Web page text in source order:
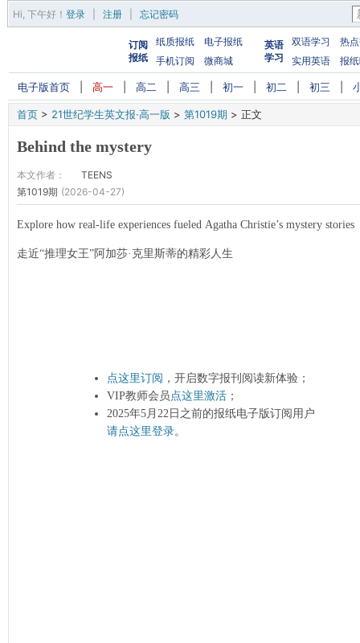
Hi, 下午好 ！ 登录 注册 忘记密码
订阅
报纸
纸质报纸
电子报纸
手机订阅
微商城
英语
学习
双语学习
热
实用英语
报
电子版首页 高一 高二 高三 初一 初二 初三
首页 > 21世纪学生英文报·高一版 > 第1019期 > 正文
Behind the mystery
本文作者：
TEENS
第1019期 (2026-04-27)
Explore how real-life experiences fueled Agatha Christie’s mystery stories
走近“推理女王”阿加莎·克里斯蒂的精彩人生
点这里订阅 ，开启数字报刊阅读新体验；
VIP教师会员点这里激活 ；
2025年5月22日之前的报纸电子版订阅用户
请点这里登录。